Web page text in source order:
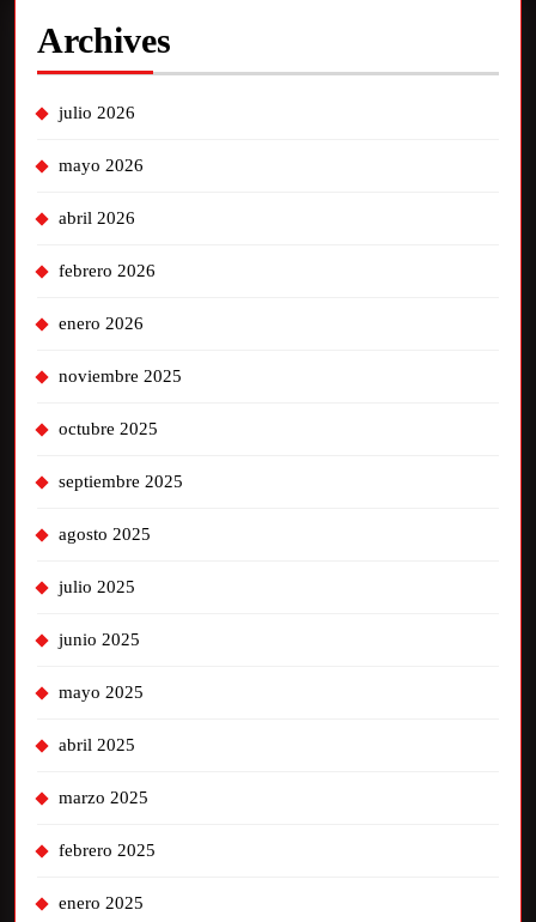
Archives
julio 2026
mayo 2026
abril 2026
febrero 2026
enero 2026
noviembre 2025
octubre 2025
septiembre 2025
agosto 2025
julio 2025
junio 2025
mayo 2025
abril 2025
marzo 2025
febrero 2025
enero 2025